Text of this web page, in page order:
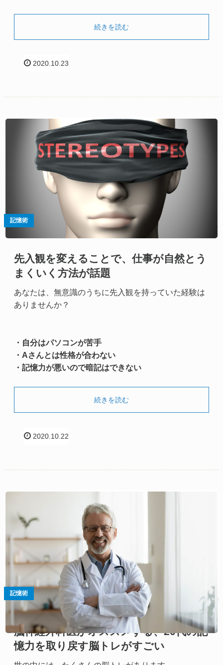
続きを読む
2020.10.23
記憶術
先入観を変えることで、仕事が自然とう
まくいく方法が話題
あなたは、無意識のうちに先入観を持っていた経験は
ありませんか？
・自分はパソコンが苦手
・Aさんとは性格が合わない
・記憶力が悪いので暗記はできない
続きを読む
2020.10.22
記憶術
脳神経外科医がオススメする、20代の記
憶力を取り戻す脳トレがすごい